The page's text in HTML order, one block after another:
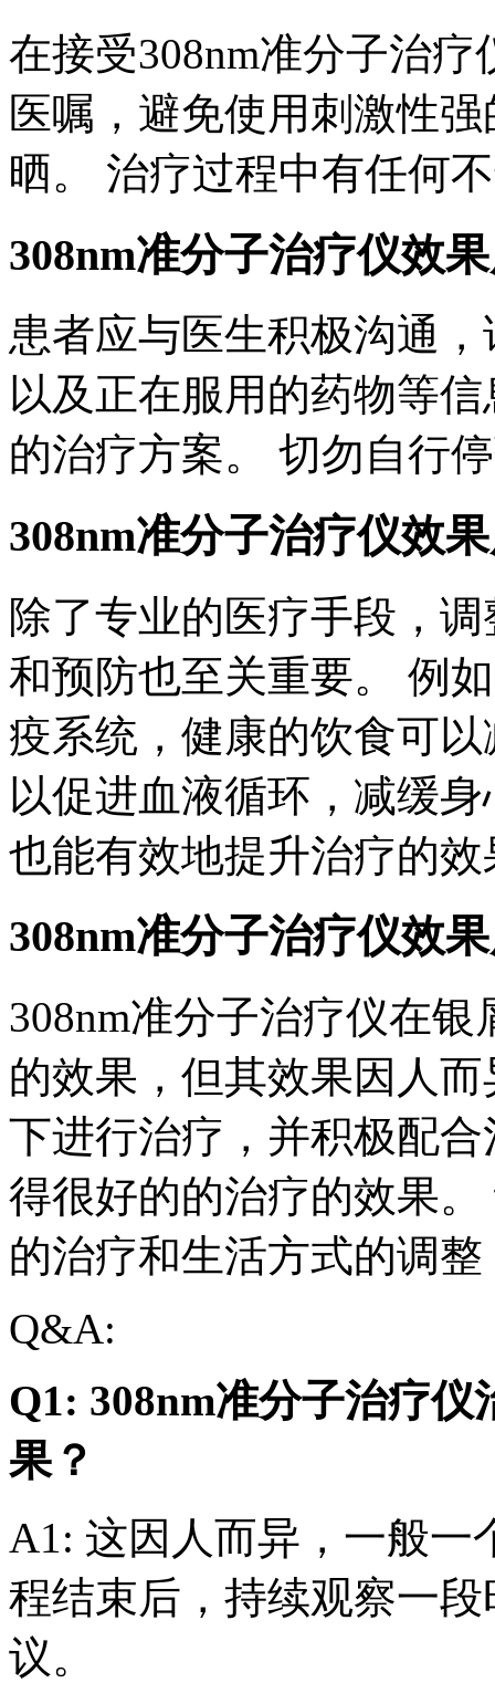
在接受308nm准分子治
医嘱，避免使用刺激性
晒。 治疗过程中有任何
308nm准分子治疗仪效
患者应与医生积极沟通
以及正在服用的药物等
的治疗方案。 切勿自行
308nm准分子治疗仪效
除了专业的医疗手段，
和预防也至关重要。 例
疫系统，健康的饮食可
以促进血液循环，减缓
也能有效地提升治疗的效
308nm准分子治疗仪效
308nm准分子治疗仪在
的效果，但其效果因人
下进行治疗，并积极配
得很好的的治疗的效果
的治疗和生活方式的调
Q&A:
Q1: 308nm准分子治疗
果？
A1: 这因人而异，一般一
程结束后，持续观察一
议。